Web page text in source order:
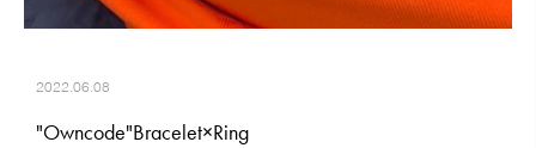
2022.06.08
"Owncode"Bracelet×Ring